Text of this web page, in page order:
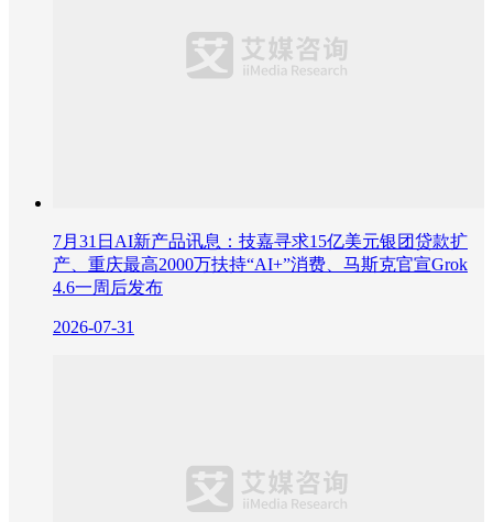
7月31日AI新产品讯息：技嘉寻求15亿美元银团贷款扩
产、重庆最高2000万扶持“AI+”消费、马斯克官宣Grok
4.6一周后发布
2026-07-31